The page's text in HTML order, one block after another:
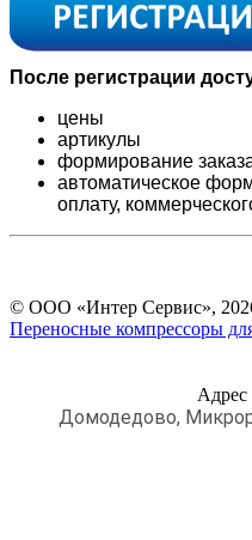
После регистрации
цены
артикулы
формирование
автоматическое
оплату,
© ООО «Интер Сервис»,
Переносные компрессоры
Адрес
Домодедово,